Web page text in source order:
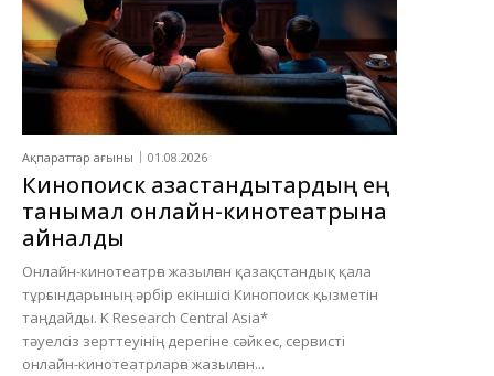
Ақпараттар ағыны 01.08.2026
Кинопоиск қазақстандықтардың ең
танымал онлайн-кинотеатрына
айналды
Онлайн-кинотеатрға жазылған қазақстандық қала
тұрғындарының әрбір екіншісі Кинопоиск қызметін
таңдайды. K Research Central Asia*
тәуелсіз зерттеуінің дерегіне сәйкес, сервисті
онлайн-кинотеатрларға жазылған...